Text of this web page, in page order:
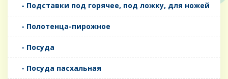
- Подставки под горячее, под ложку, для ножей
- Полотенца-пирожное
- Посуда
- Посуда пасхальная